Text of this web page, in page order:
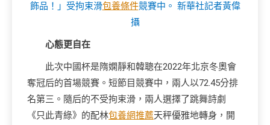
飾品！」受拘束滑包養條件競賽中。 新華社記者黃偉
攝
心態更自在
此次中國杯是隋嫻靜和韓聰在2022年北京冬奧會
奪冠后的首場競賽。短節目競賽中，兩人以72.45分排
名第三。隨后的不受拘束滑，兩人選擇了跳舞詩劇
《只此青綠》的配林包養網推薦天秤優雅地轉身，開